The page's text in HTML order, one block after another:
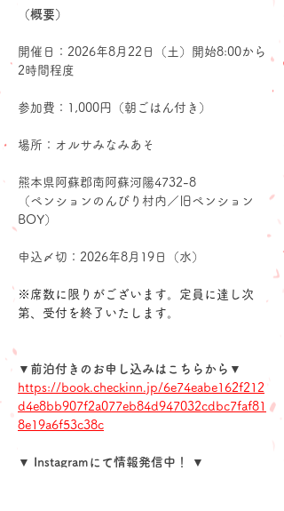
（概要）
開催日：2026年8月22日（土）開始8:00から
2時間程度
参加費：1,000円（朝ごはん付き）
場所：オルサみなみあそ
熊本県阿蘇郡南阿蘇河陽4732-8
（ペンションのんびり村内／旧ペンション
BOY）
申込〆切：2026年8月19日（水）
※席数に限りがございます。定員に達し次
第、受付を終了いたします。
▼前泊付きのお申し込みはこちらから▼
https://book.checkinn.jp/6e74eabe162f212
d4e8bb907f2a077eb84d947032cdbc7faf81
8e19a6f53c38c
▼ Instagramにて情報発信中！ ▼